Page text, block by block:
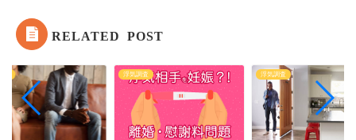
RELATED POST
浮気調査 浮気調査